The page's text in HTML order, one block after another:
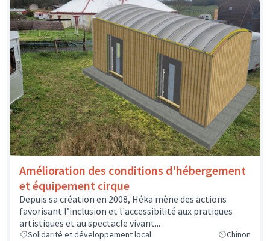
Amélioration des conditions d'hébergement
et équipement cirque
Depuis sa création en 2008, Héka mène des actions
favorisant l’inclusion et l'accessibilité aux pratiques
artistiques et au spectacle vivant...
Solidarité et développement local Chinon